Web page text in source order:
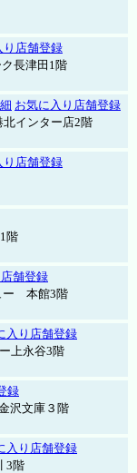
り店舗登録
長津田1階
お気に入り店舗登録
北インター店2階
り店舗登録
階
舗登録
ー 本館3階
入り店舗登録
上永谷3階
録
沢文庫３階
入り店舗登録
3階